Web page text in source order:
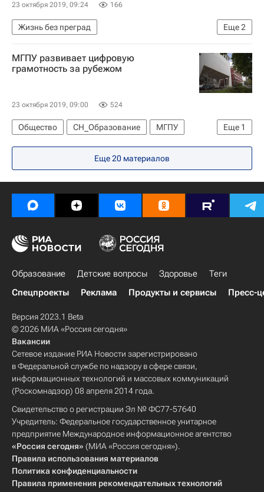
23 октября 2019, 09:24 166
Еще2
Жизнь без преград
Центр онкологии имени Димы Рогачева
Подсолнух (фонд)
МГПУ развивает цифровую
грамотность за рубежом
23 октября 2019, 09:00 524
Еще 1
Общество СН_Образование
МГПУ
Социальный навигатор
Еще 20 материалов
Образование Детские вопросы Здоровье
Теги
Спецпроекты
Реклама Продукты и сервисы Пресс-
Версия 2023.1 Beta
© 2026 МИА «Россия сегодня»
Вакансии
Сетевое издание РИА Новости зарегистрировано
в Федеральной службе по надзору в сфере связи,
информационных технологий и массовых коммуникаций
(Роскомнадзор) 08 апреля 2014 года.
Свидетельство о регистрации Эл № ФС77-57640
Учредитель: Федеральное государственное унитарное
предприятие Международное информационное агентство
«Россия сегодня» (МИА «Россия сегодня»).
Правила использования материалов
Политика конфиденциальности
Правила применения рекомендательных технологий